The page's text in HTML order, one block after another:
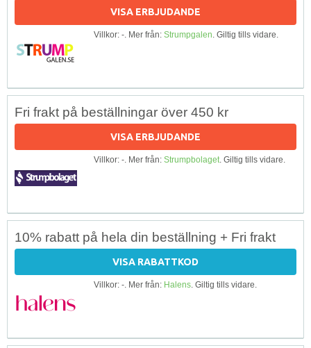
VISA ERBJUDANDE
Villkor: -. Mer från: Strumpgalen. Giltig tills vidare.
Fri frakt på beställningar över 450 kr
VISA ERBJUDANDE
Villkor: -. Mer från: Strumpbolaget. Giltig tills vidare.
10% rabatt på hela din beställning + Fri frakt
VISA RABATTKOD
Villkor: -. Mer från: Halens. Giltig tills vidare.